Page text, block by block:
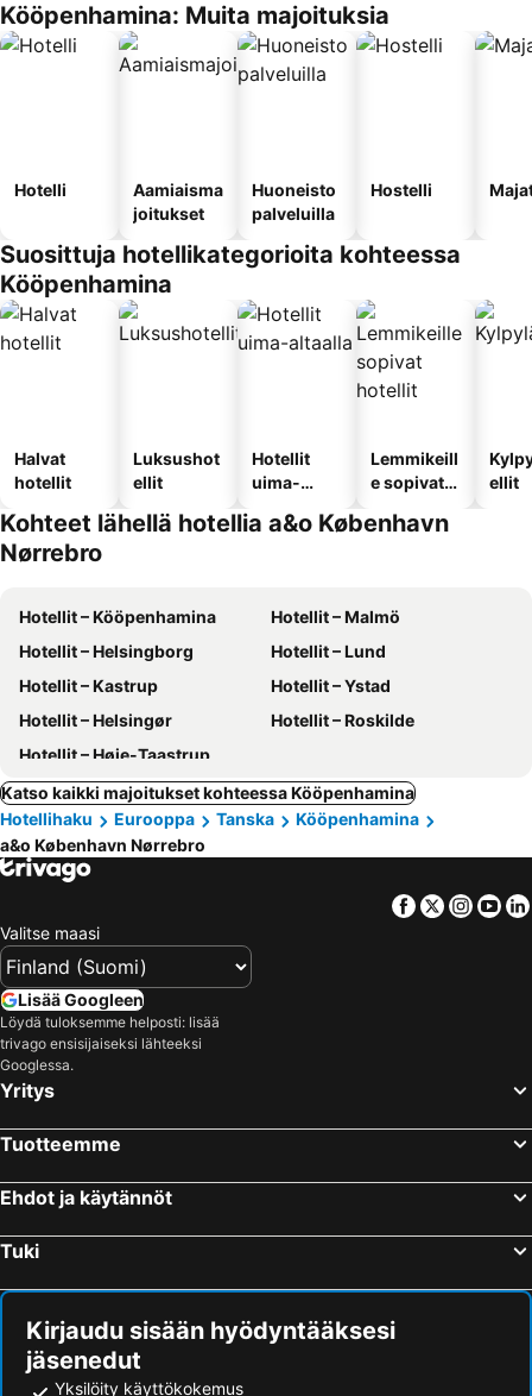
Kööpenhamina: Muita majoituksia
Hotelli
Aamiaisma
joitukset
Huoneisto
palveluilla
Hostelli
Suosittuja hotellikategorioita kohteessa
Kööpenhamina
Halvat
hotellit
Luksushot
ellit
Hotellit
uima-
Lemmikeill
e sopivat
ellit
Kohteet lähellä hotellia a&o København
Nørrebro
Hotellit – Kööpenhamina
Hotellit – Malmö
Hotellit – Helsingborg
Hotellit – Lund
Hotellit – Kastrup
Hotellit – Ystad
Hotellit – Helsingør
Hotellit – Roskilde
Hotellit – Høje-Taastrup
Katso kaikki majoitukset kohteessa Kööpenhamina
Hotellihaku
Eurooppa Tanska
Kööpenhamina
a&o København Nørrebro
Facebook
Twitter
Valitse maasi
Lisää Googleen
Löydä tuloksemme helposti: lisää
trivago ensisijaiseksi lähteeksi
Googlessa.
Yritys
Tuotteemme
Ehdot ja käytännöt
Tuki
Kirjaudu sisään hyödyntääksesi
jäsenedut
Yksilöity käyttökokemus